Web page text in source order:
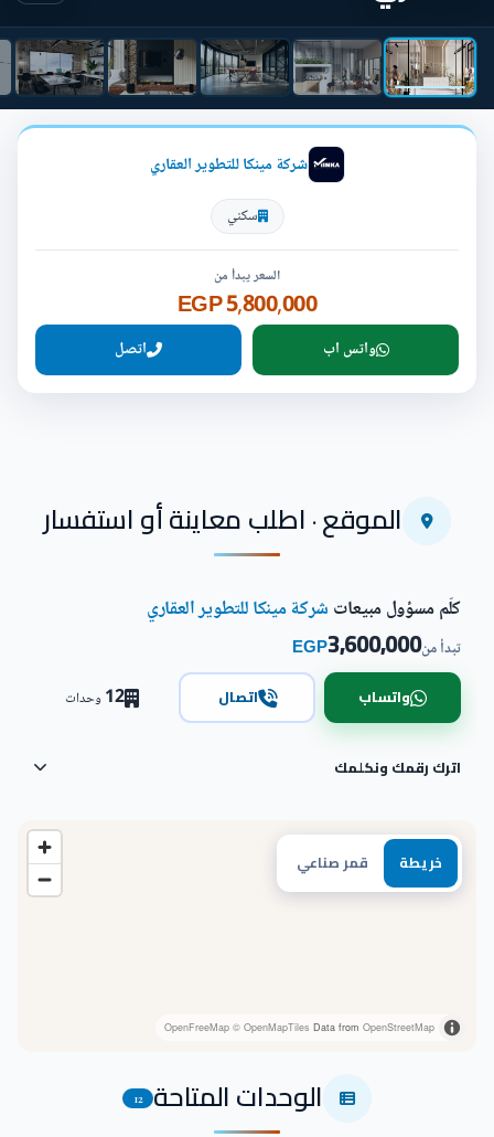
شركة مينكا للتطوير العقاري
سكني
السعر يبدأ من
5,800,000 EGP
واتس اب اتصل
الموقع · اطلب معاينة أو استفسار
خريطة قمر صناعي
OpenFreeMap © OpenMapTiles Data from OpenStreetMap
كلّم مسؤول مبيعات شركة مينكا للتطوير العقاري
تبدأ من3,600,000
EGP
واتساب اتصال 12وحدات
اترك رقمك ونكلمك
الوحدات المتاحة 12